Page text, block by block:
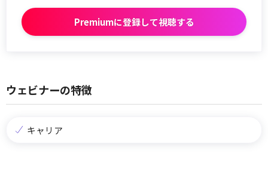
Premiumに登録して視聴する
ウェビナーの特徴
キャリア